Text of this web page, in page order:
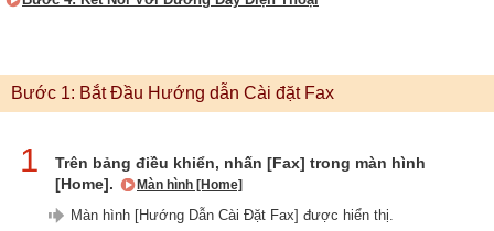
Bước 1: Bắt Đầu Hướng dẫn Cài đặt Fax
1
Trên bảng điều khiển, nhấn [Fax] trong màn hình
[Home].
Màn hình [Home]
Màn hình [Hướng Dẫn Cài Đặt Fax] được hiển thị.